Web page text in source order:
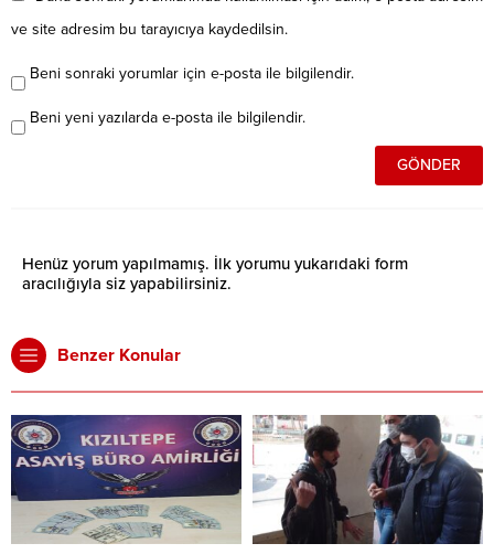
ve site adresim bu tarayıcıya kaydedilsin.
Beni sonraki yorumlar için e-posta ile bilgilendir.
Beni yeni yazılarda e-posta ile bilgilendir.
Henüz yorum yapılmamış. İlk yorumu yukarıdaki form
aracılığıyla siz yapabilirsiniz.
Benzer Konular